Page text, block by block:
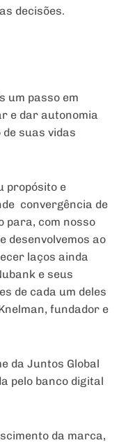
decisões.
um passo em
e dar autonomia
suas vidas
propósito e
convergência de
para, com nosso
desenvolvemos ao
laços ainda
e seus
de cada um deles
fundador e
da Juntos Global
pelo banco digital
da marca,